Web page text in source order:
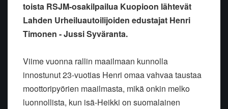
toista RSJM-osakilpailua Kuopioon lähtevät
Lahden Urheiluautoilijoiden edustajat Henri
Timonen - Jussi Syväranta.
Viime vuonna rallin maailmaan kunnolla
innostunut 23-vuotias Henri omaa vahvaa taustaa
moottoripyörien maailmasta, mikä onkin melko
luonnollista, kun isä-Heikki on suomalainen